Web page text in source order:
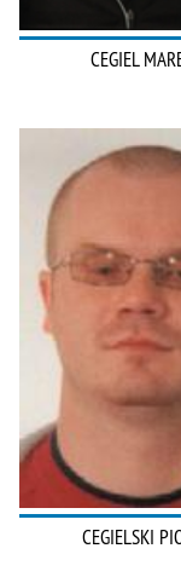
CEGIEL
CEGIELSKI